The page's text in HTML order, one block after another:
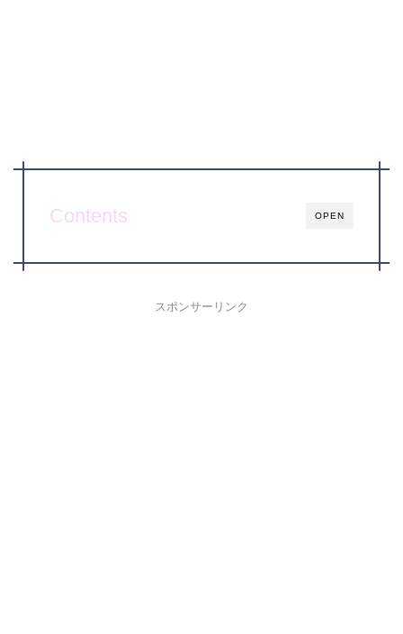
OPEN
Contents
スポンサーリンク